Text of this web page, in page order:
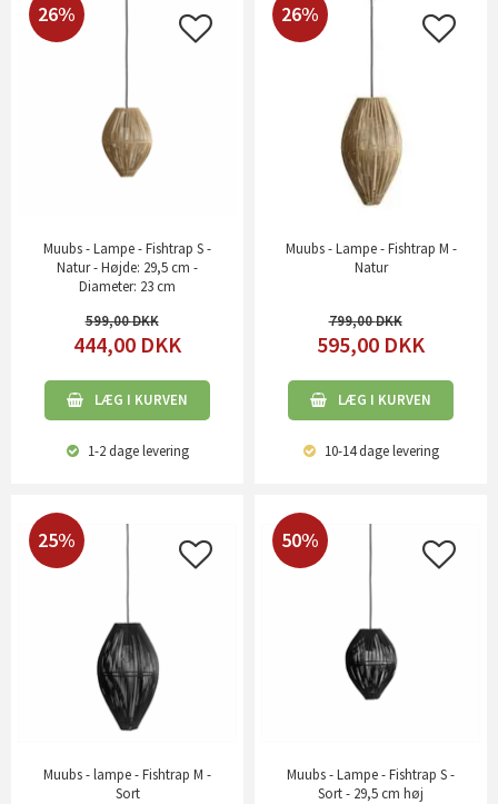
26%
Muubs - Lampe - Fishtrap S -
Natur - Højde: 29,5 cm -
Diameter: 23 cm
599,00
444,00 DKK
LÆG I KURVEN
1-2 dagelevering
26%
Muubs - Lampe - Fishtrap M -
Natur
799,00
595,00 DKK
LÆG I KURVEN
10-14 dagelevering
25%
Muubs - lampe - Fishtrap M -
Sort
50%
Muubs - Lampe - Fishtrap S -
Sort - 29,5 cm høj